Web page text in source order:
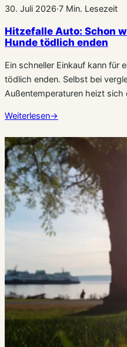
30. Juli 2026·7 Min. Lesezeit
Hitzefalle Auto: Schon
Hunde tödlich enden
Ein schneller Einkauf kann für
tödlich enden. Selbst bei
Außentemperaturen heizt
Weiterlesen→